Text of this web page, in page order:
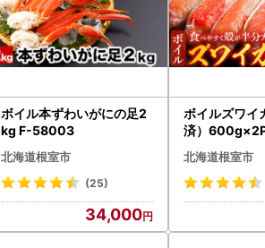
ボイル本ずわいがにの足2
kg F-58003
北海道根室市
(25)
34,000
ボイルズワイ
済）
北海道根室市